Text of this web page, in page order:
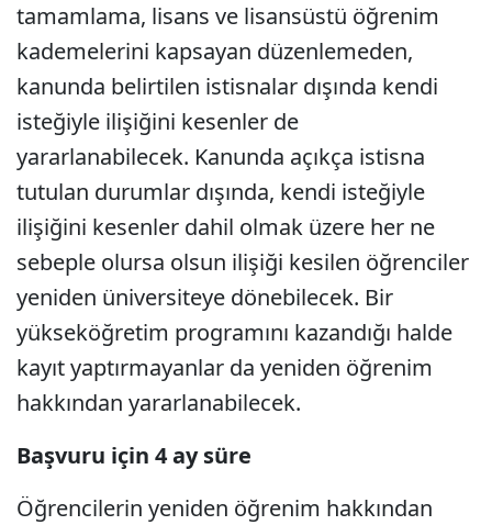
tamamlama, lisans ve lisansüstü öğrenim
kademelerini kapsayan düzenlemeden,
kanunda belirtilen istisnalar dışında kendi
isteğiyle ilişiğini kesenler de
yararlanabilecek. Kanunda açıkça istisna
tutulan durumlar dışında, kendi isteğiyle
ilişiğini kesenler dahil olmak üzere her ne
sebeple olursa olsun ilişiği kesilen öğrenciler
yeniden üniversiteye dönebilecek. Bir
yükseköğretim programını kazandığı halde
kayıt yaptırmayanlar da yeniden öğrenim
hakkından yararlanabilecek.
Başvuru için 4 ay süre
Öğrencilerin yeniden öğrenim hakkından